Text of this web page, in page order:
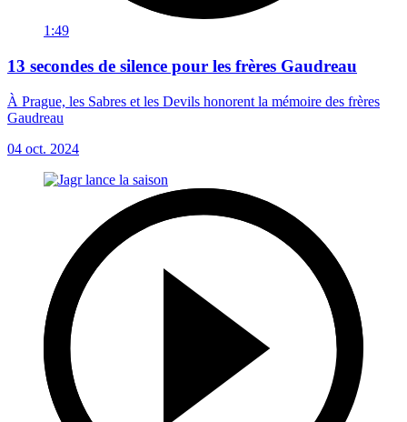
1:49
13 secondes de silence pour les frères Gaudreau
À Prague, les Sabres et les Devils honorent la mémoire des frères
Gaudreau
04 oct. 2024